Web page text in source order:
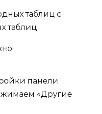
панели
«Другие